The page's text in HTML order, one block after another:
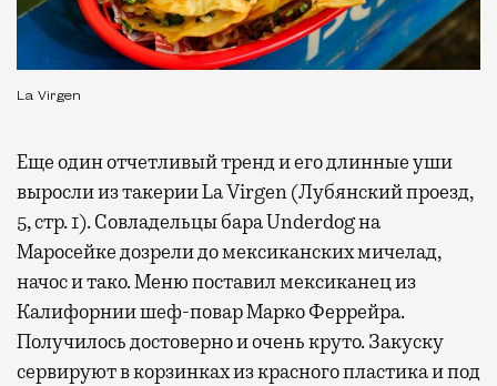
La Virgen
Еще один отчетливый тренд и его длинные уши
выросли из такерии La Virgen (Лубянский проезд,
5, стр. 1). Совладельцы бара Underdog на
Маросейке дозрели до мексиканских мичелад,
начос и тако. Меню поставил мексиканец из
Калифорнии шеф-повар Марко Феррейра.
Получилось достоверно и очень круто. Закуску
сервируют в корзинках из красного пластика и под